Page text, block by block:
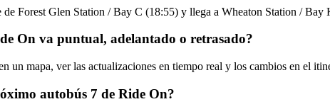
de Forest Glen Station / Bay C (18:55) y llega a Wheaton Station /
On va puntual, adelantado o retrasado?
un mapa, ver las actualizaciones en tiempo real y los cambios en el
autobús 7 de Ride On?